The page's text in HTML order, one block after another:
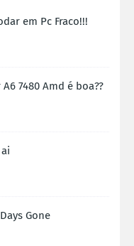
em Pc Fraco!!!
7480 Amd é boa??
Gone